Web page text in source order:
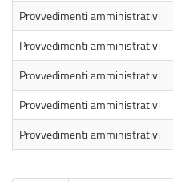
Provvedimenti amministrativi
Provvedimenti amministrativi
Provvedimenti amministrativi
Provvedimenti amministrativi
Provvedimenti amministrativi